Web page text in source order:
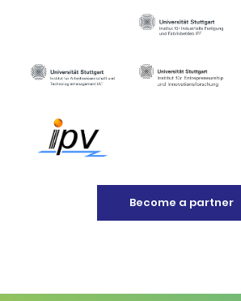
Become a partner